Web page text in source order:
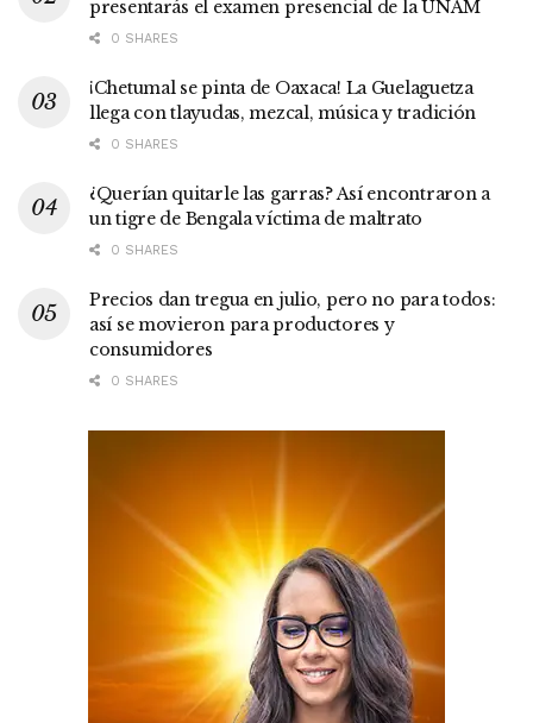
presentarás el examen presencial de la UNAM
0 SHARES
¡Chetumal se pinta de Oaxaca! La Guelaguetza
llega con tlayudas, mezcal, música y tradición
0 SHARES
¿Querían quitarle las garras? Así encontraron a
un tigre de Bengala víctima de maltrato
0 SHARES
Precios dan tregua en julio, pero no para todos:
así se movieron para productores y
consumidores
0 SHARES